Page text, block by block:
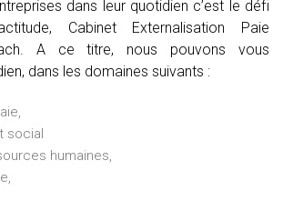
dans leur quotidien c’est le défi
Cabinet Externalisation Paie
A ce titre, nous pouvons vous
dans les domaines suivants :
social
humaines,